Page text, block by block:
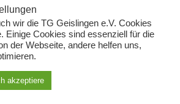
Datenschutz
Impressum
wir die TG Geislingen e.V. Cookies
Einige Cookies sind essenziell für die
der Webseite, andere helfen uns,
akzeptiere